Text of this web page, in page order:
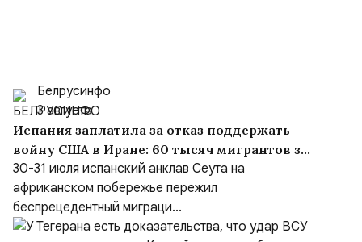
Белрусинфо
3 августа
Испания заплатила за отказ поддержать
войну США в Иране: 60 тысяч мигрантов за
сутки и «шоссе Трампа» в Марокко
30-31 июля испанский анклав Сеута на
африканском побережье пережил
беспрецедентный миграци...